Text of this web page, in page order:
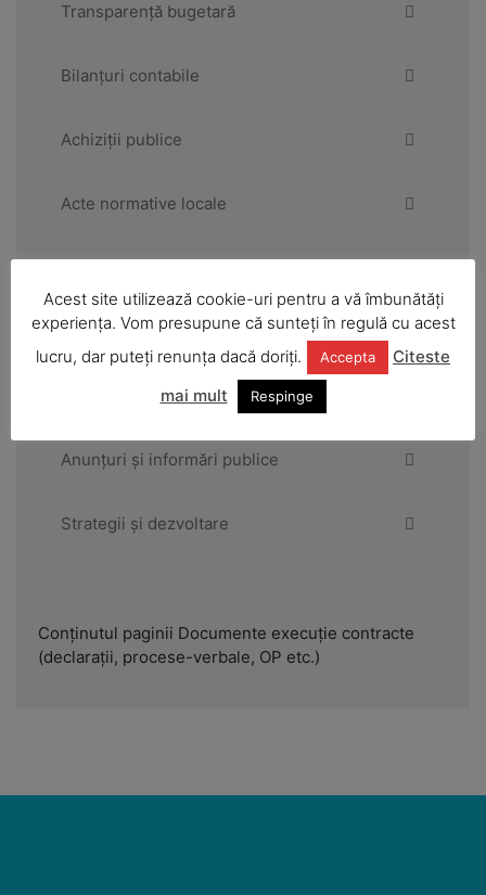
Transparență bugetară
Bilanțuri contabile
Achiziții publice
Acte normative locale
Primăria
Urbanism și amenajarea teritoriului
Anunțuri și informări publice
Strategii și dezvoltare
Conținutul paginii Documente execuție contracte
(declarații, procese-verbale, OP etc.)
Acest site utilizează cookie-uri pentru a vă îmbunătăți
experiența. Vom presupune că sunteți în regulă cu acest
lucru, dar puteți renunța dacă doriți.
Accepta
Citeste
mai mult
Respinge